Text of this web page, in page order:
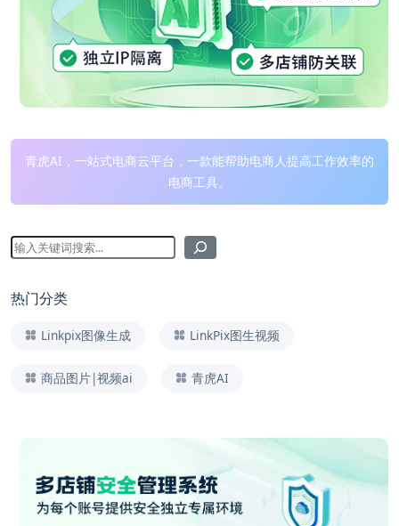
青虎AI，一站式电商云平台，一款能帮助电商人提高工作效率的
电商工具。
热门分类
Linkpix图像生成 LinkPix图生视频
商品图片|视频ai 青虎AI